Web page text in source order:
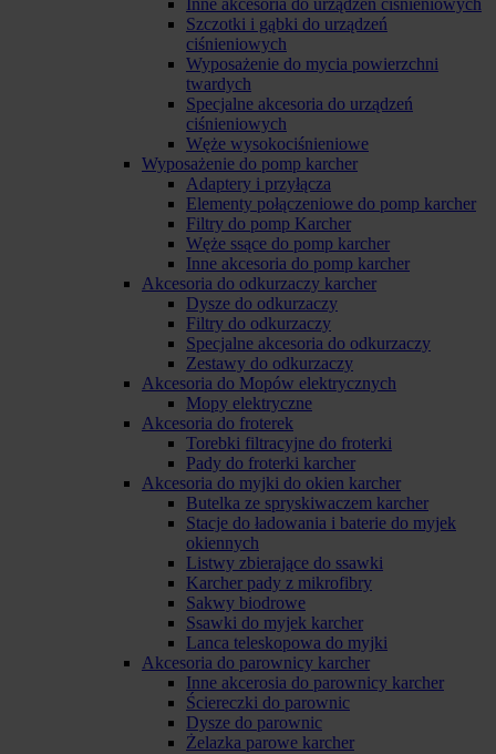
Inne akcesoria do urządzeń ciśnieniowych
Szczotki i gąbki do urządzeń
ciśnieniowych
Wyposażenie do mycia powierzchni
twardych
Specjalne akcesoria do urządzeń
ciśnieniowych
Węże wysokociśnieniowe
Wyposażenie do pomp karcher
Adaptery i przyłącza
Elementy połączeniowe do pomp karcher
Filtry do pomp Karcher
Węże ssące do pomp karcher
Inne akcesoria do pomp karcher
Akcesoria do odkurzaczy karcher
Dysze do odkurzaczy
Filtry do odkurzaczy
Specjalne akcesoria do odkurzaczy
Zestawy do odkurzaczy
Akcesoria do Mopów elektrycznych
Mopy elektryczne
Akcesoria do froterek
Torebki filtracyjne do froterki
Pady do froterki karcher
Akcesoria do myjki do okien karcher
Butelka ze spryskiwaczem karcher
Stacje do ładowania i baterie do myjek
okiennych
Listwy zbierające do ssawki
Karcher pady z mikrofibry
Sakwy biodrowe
Ssawki do myjek karcher
Lanca teleskopowa do myjki
Akcesoria do parownicy karcher
Inne akcerosia do parownicy karcher
Ściereczki do parownic
Dysze do parownic
Żelazka parowe karcher